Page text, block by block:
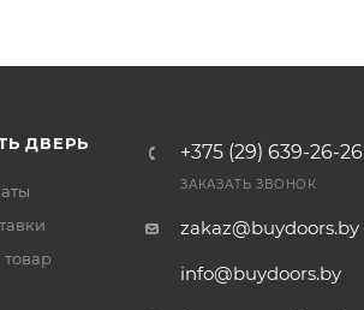
ДВЕРЬ +375 (29) 639-26-26
ЗАКАЗАТЬ ЗВОНОК
zakaz@buydoors.by
info@buydoors.by